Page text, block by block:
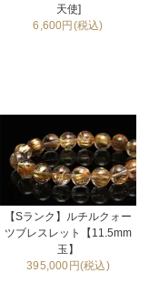
天使]
6,600円(税込)
【Sランク】ルチルクォー
ツブレスレット【11.5mm
玉】
395,000円(税込)